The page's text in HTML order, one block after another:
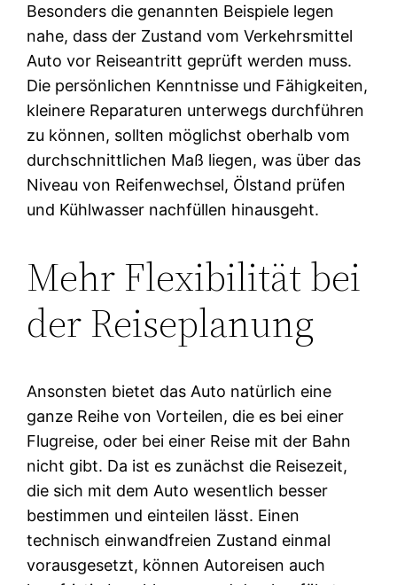
Besonders die genannten Beispiele legen
nahe, dass der Zustand vom Verkehrsmittel
Auto vor Reiseantritt geprüft werden muss.
Die persönlichen Kenntnisse und Fähigkeiten,
kleinere Reparaturen unterwegs durchführen
zu können, sollten möglichst oberhalb vom
durchschnittlichen Maß liegen, was über das
Niveau von Reifenwechsel, Ölstand prüfen
und Kühlwasser nachfüllen hinausgeht.
Mehr Flexibilität bei
der Reiseplanung
Ansonsten bietet das Auto natürlich eine
ganze Reihe von Vorteilen, die es bei einer
Flugreise, oder bei einer Reise mit der Bahn
nicht gibt. Da ist es zunächst die Reisezeit,
die sich mit dem Auto wesentlich besser
bestimmen und einteilen lässt. Einen
technisch einwandfreien Zustand einmal
vorausgesetzt, können Autoreisen auch